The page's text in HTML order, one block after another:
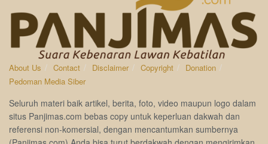
About Us Contact Disclaimer Copyright
Donation
Pedoman Media Siber
Seluruh materi baik artikel, berita, foto, video maupun logo dalam
situs Panjimas.com bebas copy untuk keperluan dakwah dan
referensi non-komersial, dengan mencantumkan sumbernya